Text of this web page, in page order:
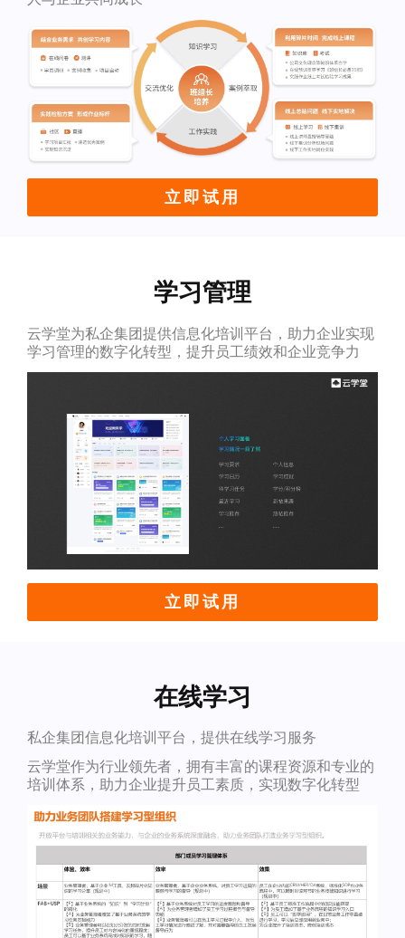
立即试用
学习管理
云学堂为私企集团提供信息化培训平台，助力企业实现
学习管理的数字化转型，提升员工绩效和企业竞争力
立即试用
在线学习
私企集团信息化培训平台，提供在线学习服务
云学堂作为行业领先者，拥有丰富的课程资源和专业的
培训体系，助力企业提升员工素质，实现数字化转型